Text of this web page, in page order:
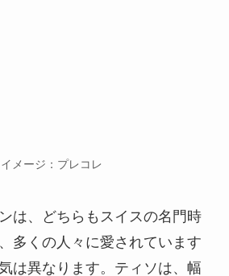
イメージ：プレコレ
は、どちらもスイスの名門時
多くの人々に愛されています
は異なります。ティソは、幅